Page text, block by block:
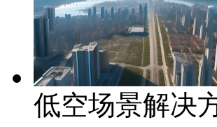
低空场景解决